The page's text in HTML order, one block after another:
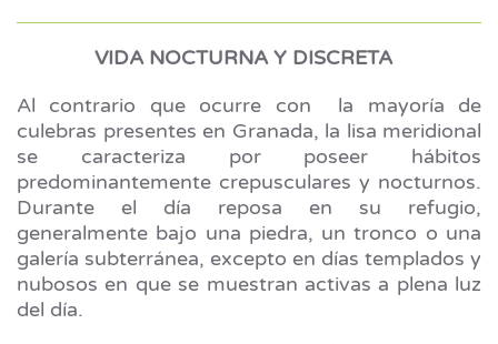
VIDA NOCTURNA Y DISCRETA
Al contrario que ocurre con la mayoría de
culebras presentes en Granada, la lisa meridional
se caracteriza por poseer hábitos
predominantemente crepusculares y nocturnos.
Durante el día reposa en su refugio,
generalmente bajo una piedra, un tronco o una
galería subterránea, excepto en días templados y
nubosos en que se muestran activas a plena luz
del día.